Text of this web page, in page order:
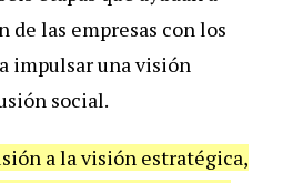
las empresas con los
impulsar una visión
social.
a la visión estratégica,